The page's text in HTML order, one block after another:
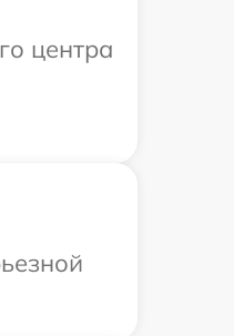
центра